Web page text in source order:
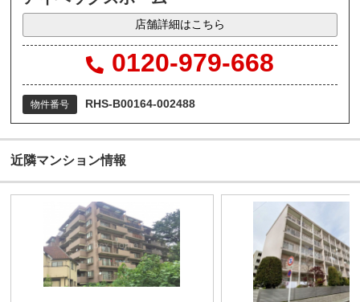
店舗詳細はこちら
0120-979-668
物件番号 RHS-B00164-002488
近隣マンション情報